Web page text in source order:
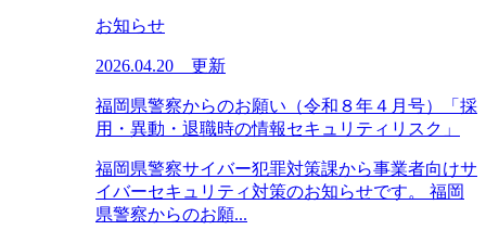
お知らせ
2026.04.20 更新
福岡県警察からのお願い（令和８年４月号）「採
用・異動・退職時の情報セキュリティリスク」
福岡県警察サイバー犯罪対策課から事業者向けサ
イバーセキュリティ対策のお知らせです。 福岡
県警察からのお願...